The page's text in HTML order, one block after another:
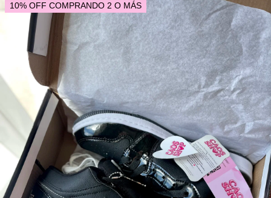
10% OFF COMPRANDO 2 O MÁS